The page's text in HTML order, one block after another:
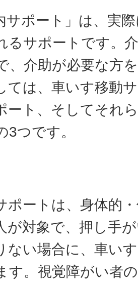
サポート」は、実
るサポートです。
、介助が必要な方
ては、車いす移動
ート、そしてそれ
3つです。
ポートは、身体的
が対象で、押し手
ない場合に、車い
す。視覚障がい者